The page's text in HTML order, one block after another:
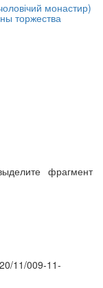
монастир)
торжества
фрагмент
11/009-11-